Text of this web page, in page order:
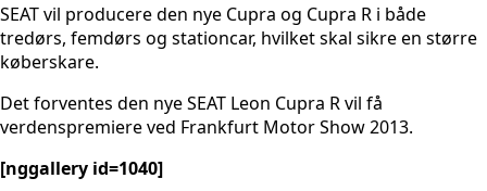
SEAT vil producere den nye Cupra og Cupra R i både
tredørs, femdørs og stationcar, hvilket skal sikre en større
køberskare.
Det forventes den nye SEAT Leon Cupra R vil få
verdenspremiere ved Frankfurt Motor Show 2013.
[nggallery id=1040]